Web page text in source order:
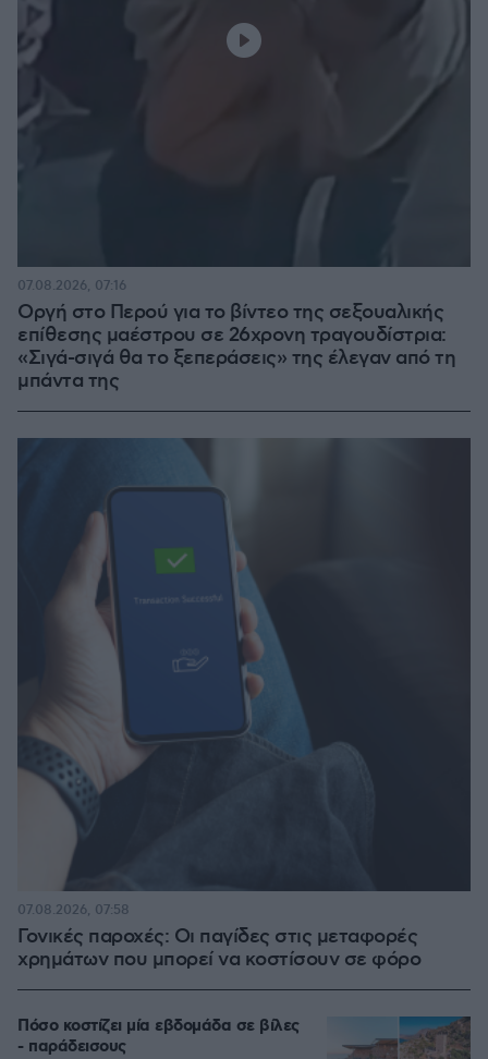
Οργή στο Περού για το βίντεο της σεξουαλικής
επίθεσης μαέστρου σε 26χρονη τραγουδίστρια:
«Σιγά-σιγά θα το ξεπεράσεις» της έλεγαν από τη
μπάντα της
07.08.2026, 07:16
Γονικές παροχές: Οι παγίδες στις μεταφορές
χρημάτων που μπορεί να κοστίσουν σε φόρο
07.08.2026, 07:58
Πόσο κοστίζει μία εβδομάδα σε βίλες
- παράδεισους